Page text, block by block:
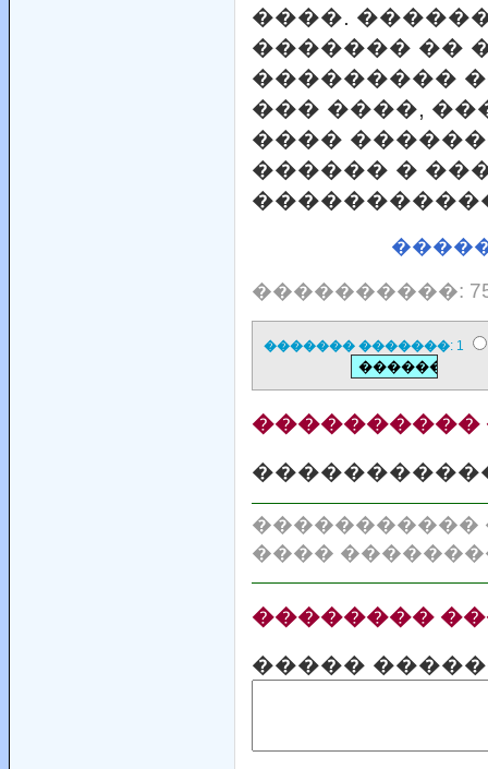
����.
������� ��
���������
��� ����,
����
������ �
����������:
������� �������: 1
����������
�����������
����
��������
�����